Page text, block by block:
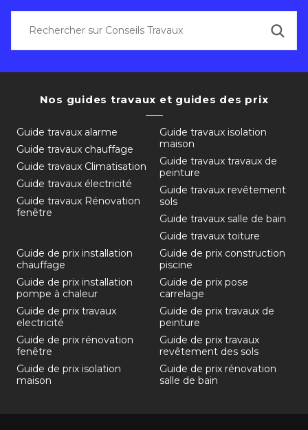
Nos guides travaux et guides des prix
Guide travaux alarme
Guide travaux chauffage
Guide travaux Climatisation
Guide travaux électricité
Guide travaux Rénovation
fenêtre
Guide travaux isolation
maison
Guide travaux travaux de
peinture
Guide travaux revêtement
sols
Guide travaux salle de bain
Guide travaux toiture
Guide de prix installation
chauffage
Guide de prix installation
pompe à chaleur
Guide de prix travaux
electricité
Guide de prix rénovation
fenêtre
Guide de prix isolation
maison
Guide de prix construction
piscine
Guide de prix pose
carrelage
Guide de prix travaux de
peinture
Guide de prix travaux
revêtement des sols
Guide de prix rénovation
salle de bain